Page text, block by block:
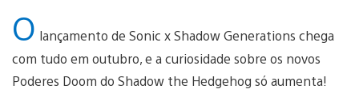
O lançamento de Sonic x Shadow Generations chega
com tudo em outubro, e a curiosidade sobre os novos
Poderes Doom do Shadow the Hedgehog só aumenta!